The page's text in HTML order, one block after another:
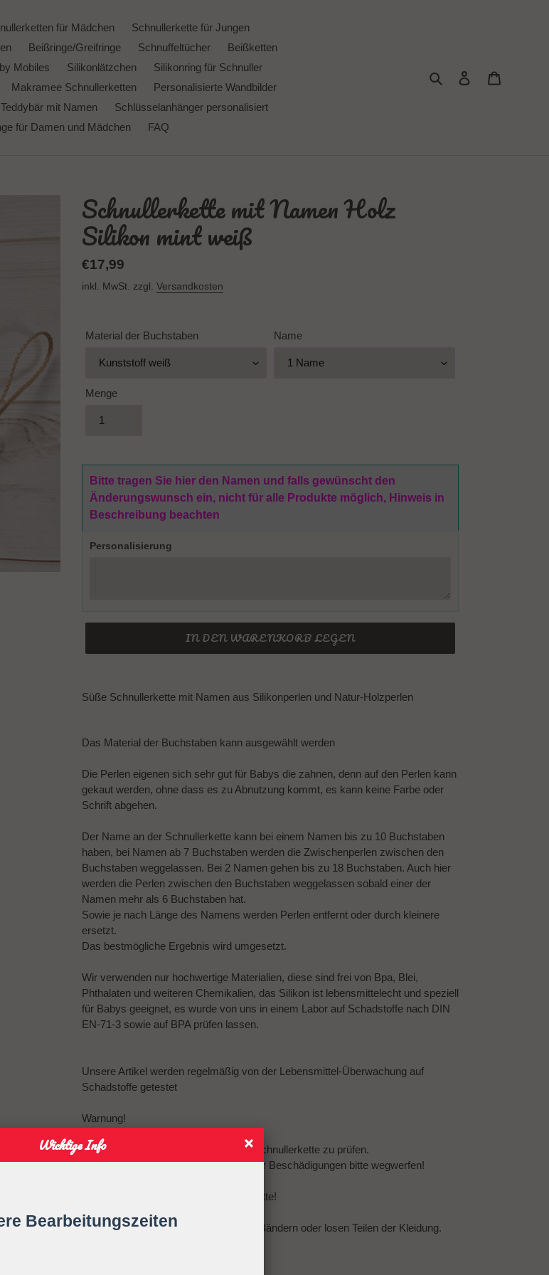
für Mädchen
Schnullerkette für Jungen
Beißringe/Greifringe Schnuffeltücher
Beißketten
Mobiles Silikonlätzchen
Silikonring für Schnuller
Makramee Schnullerketten
Personalisierte Wandbilder
Teddybär mit Namen
Schlüsselanhänger personalisiert
für Damen und Mädchen
FAQ
Suchen Einloggen
Schnullerkette mit Namen Holz
Silikon mint weiß
Normaler
Preis
€17,99
inkl. MwSt. zzgl. Versandkosten
Material der Buchstaben Name
Menge
Bitte tragen Sie hier den Namen und falls gewünscht den
Änderungswunsch ein, nicht für alle Produkte möglich, Hinweis in
Beschreibung beachten
Personalisierung
IN DEN WARENKORB LEGEN
wird
hinzugefügt
Süße Schnullerkette mit Namen aus Silikonperlen und Natur-Holzperlen
Das Material der Buchstaben kann ausgewählt werden
Die Perlen eigenen sich sehr gut für Babys die zahnen, denn auf den Perlen kann
gekaut werden, ohne dass es zu Abnutzung kommt, es kann keine Farbe oder
Schrift abgehen.
Der Name an der Schnullerkette kann bei einem Namen bis zu 10 Buchstaben
haben, bei Namen ab 7 Buchstaben werden die Zwischenperlen zwischen den
Buchstaben weggelassen. Bei 2 Namen gehen bis zu 18 Buchstaben. Auch hier
werden die Perlen zwischen den Buchstaben weggelassen sobald einer der
Namen mehr als 6 Buchstaben hat.
Sowie je nach Länge des Namens werden Perlen entfernt oder durch kleinere
ersetzt.
Das bestmögliche Ergebnis wird umgesetzt.
Wir verwenden nur hochwertige Materialien, diese sind frei von Bpa, Blei,
Phthalaten und weiteren Chemikalien, das Silikon ist lebensmittelecht und speziell
für Babys geeignet, es wurde von uns in einem Labor auf Schadstoffe nach DIN
EN-71-3 sowie auf BPA prüfen lassen.
Unsere Artikel werden regelmäßig von der Lebensmittel-Überwachung auf
Schadstoffe getestet
Warnung!
Vor jedem Gebrauch ist die gesamte Schnullerkette zu prüfen.
Bei ersten Anzeichen von Mängeln oder Beschädigungen bitte wegwerfen!
Verlängern Sie niemals die Schnullerkette!
Befestigen Sie sie niemals an Gurten, Bändern oder losen Teilen der Kleidung.
Wichtige Info
Bearbeitungszeiten